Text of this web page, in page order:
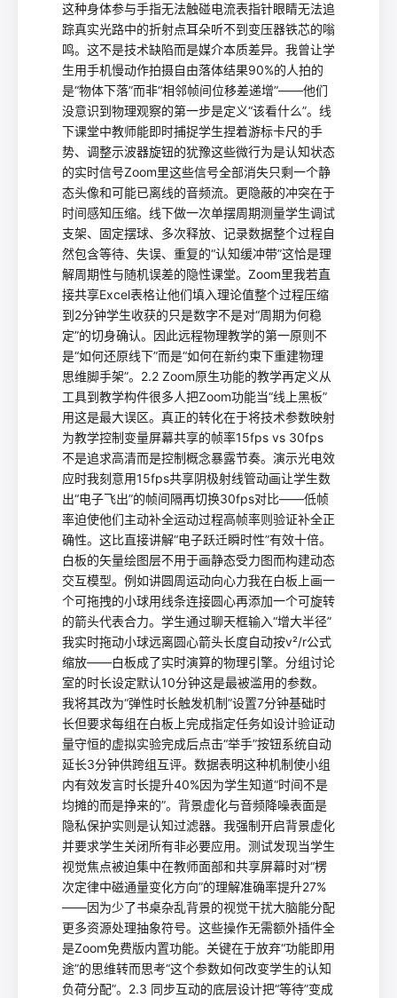
这种身体参与手指无法触碰电流表指针眼睛无法追
踪真实光路中的折射点耳朵听不到变压器铁芯的嗡
鸣。这不是技术缺陷而是媒介本质差异。我曾让学
生用手机慢动作拍摄自由落体结果90%的人拍的
是“物体下落”而非“相邻帧间位移差递增”——他们
没意识到物理观察的第一步是定义“该看什么”。线
下课堂中教师能即时捕捉学生捏着游标卡尺的手
势、调整示波器旋钮的犹豫这些微行为是认知状态
的实时信号Zoom里这些信号全部消失只剩一个静
态头像和可能已离线的音频流。更隐蔽的冲突在于
时间感知压缩。线下做一次单摆周期测量学生调试
支架、固定摆球、多次释放、记录数据整个过程自
然包含等待、失误、重复的“认知缓冲带”这恰是理
解周期性与随机误差的隐性课堂。Zoom里我若直
接共享Excel表格让他们填入理论值整个过程压缩
到2分钟学生收获的只是数字不是对“周期为何稳
定”的切身确认。因此远程物理教学的第一原则不
是“如何还原线下”而是“如何在新约束下重建物理
思维脚手架”。2.2 Zoom原生功能的教学再定义从
工具到教学构件很多人把Zoom功能当“线上黑板”
用这是最大误区。真正的转化在于将技术参数映射
为教学控制变量屏幕共享的帧率15fps vs 30fps
不是追求高清而是控制概念暴露节奏。演示光电效
应时我刻意用15fps共享阴极射线管动画让学生数
出“电子飞出”的帧间隔再切换30fps对比——低帧
率迫使他们主动补全运动过程高帧率则验证补全正
确性。这比直接讲解“电子跃迁瞬时性”有效十倍。
白板的矢量绘图层不用于画静态受力图而构建动态
交互模型。例如讲圆周运动向心力我在白板上画一
个可拖拽的小球用线条连接圆心再添加一个可旋转
的箭头代表合力。学生通过聊天框输入“增大半径”
我实时拖动小球远离圆心箭头长度自动按v²/r公式
缩放——白板成了实时演算的物理引擎。分组讨论
室的时长设定默认10分钟这是最被滥用的参数。
我将其改为“弹性时长触发机制”设置7分钟基础时
长但要求每组在白板上完成指定任务如设计验证动
量守恒的虚拟实验完成后点击“举手”按钮系统自动
延长3分钟供跨组互评。数据表明这种机制使小组
内有效发言时长提升40%因为学生知道“时间不是
均摊的而是挣来的”。背景虚化与音频降噪表面是
隐私保护实则是认知过滤器。我强制开启背景虚化
并要求学生关闭所有非必要应用。测试发现当学生
视觉焦点被迫集中在教师面部和共享屏幕时对“楞
次定律中磁通量变化方向”的理解准确率提升27%
——因为少了书桌杂乱背景的视觉干扰大脑能分配
更多资源处理抽象符号。这些操作无需额外插件全
是Zoom免费版内置功能。关键在于放弃“功能即用
途”的思维转而思考“这个参数如何改变学生的认知
负荷分配”。2.3 同步互动的底层设计把“等待”变成